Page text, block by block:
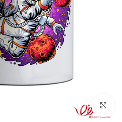
بزرگنمایی تصویر